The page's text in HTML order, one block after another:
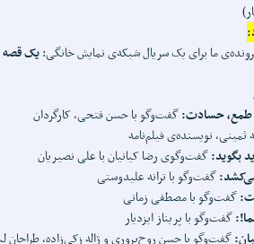
ما برای یک سریال شبکه‌ی نمایش خانگی:یک
طمع، حسادت:گفت‌وگو با حسن فتحی، کارگردان
نویسنده‌ی فیلم‌نامه
بگوید:گفت‌وگوی رضا کیانیان با علی نصیریان
گفت‌وگو با ترانه علیدوستی
گفت‌وگو با مصطفی زمانی
گفت‌وگو با پریناز ایزدیار
گفت‌وگو با حسن روح‌پروری و ژاله زکی‌زاده، طراحان